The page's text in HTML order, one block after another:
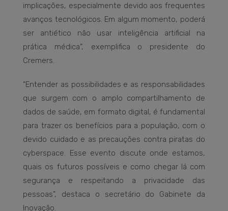
implicações, especialmente devido aos frequentes
avanços tecnológicos. Em algum momento, poderá
ser antiético não usar inteligência artificial na
prática médica”, exemplifica o presidente do
Cremers.
“Entender as possibilidades e as responsabilidades
que surgem com o amplo compartilhamento de
dados de saúde, em formato digital, é fundamental
para trazer os benefícios para a população, com o
devido cuidado e as precauções contra piratas do
cyberspace. Esse evento discute onde estamos,
quais os futuros possíveis e como chegar lá com
segurança e respeitando a privacidade das
pessoas”, destaca o secretário do Gabinete da
Inovação.